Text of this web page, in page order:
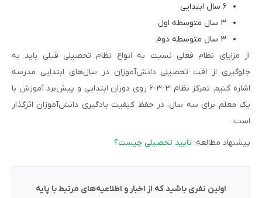
۶ سال ابتدایی
از مزایای نظام فعلی نسبت به انواع نظام تحصیلی قبلی باید به
جلوگیری از افت تحصیلی دانش‌آموزان در سال‌های ابتدایی مدرسه
اشاره کنیم. تمرکز نظام ۳-۳-۶ روی دوران ابتدایی و پیش‌برد آموزش با
یک معلم برای سه سال، در حفظ کیفیت یادگیری دانش‌آموزان اثرگذار
است.
پیشنهاد مطالعه: تایید تحصیلی چیست؟
اولین نفری باشید که از اخبار و اطلاعیه‌های مرتبط با پایه